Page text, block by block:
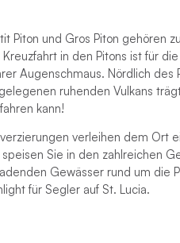
Piton und Gros Piton gehören
in den Pitons ist für
Augenschmaus. Nördlich
ruhenden Vulkans
kann!
verleihen dem Ort
Sie in den zahlreichen
Gewässer rund um die
für Segler auf St. Lucia.